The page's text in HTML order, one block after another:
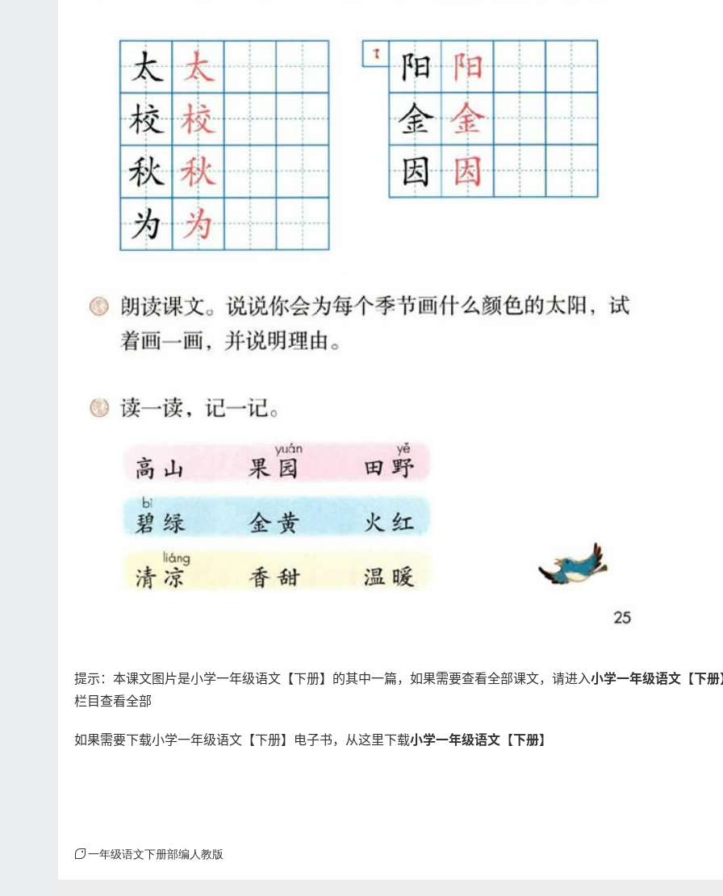
提示：本课文图片是小学一年级语文【下册】的其中一篇，如果需要查看全部课文，请进入小学一年级语文【下册
栏目查看全部
如果需要下载小学一年级语文【下册】电子书，从这里下载小学一年级语文【下册】
一年级语文下册部编人教版